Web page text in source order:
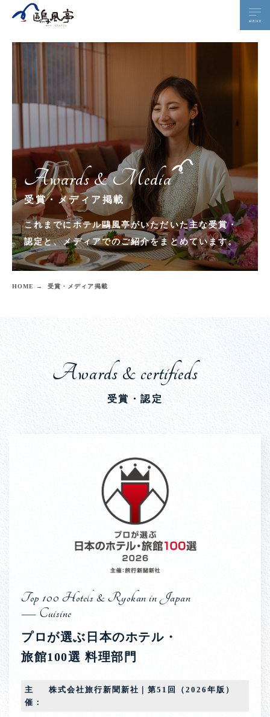
Awards & Media
受賞・メディア掲載
これまでにホテル鷗風亭がいただいた主な受賞・
認定と、メディアでのご紹介をまとめています。
HOME → 受賞・メディア掲載
Awards & certifieds
受賞・認定
Top 100 Hotels & Ryokan in Japan
— Cuisine
プロが選ぶ日本のホテル・
旅館100選 料理部門
主
催：
株式会社旅行新聞新社｜第51回（2026年版）